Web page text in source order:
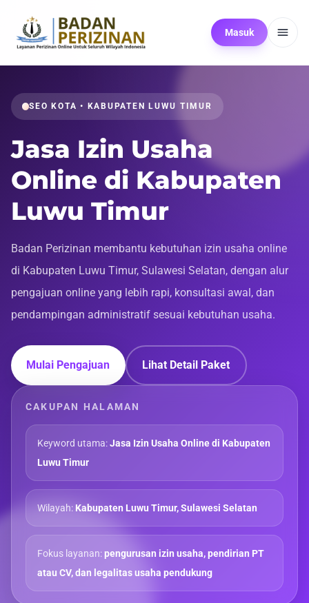
Masuk
SEO KOTA • KABUPATEN LUWU TIMUR
Jasa Izin Usaha
Online di Kabupaten
Luwu Timur
Badan Perizinan membantu kebutuhan izin usaha online
di Kabupaten Luwu Timur, Sulawesi Selatan, dengan alur
pengajuan online yang lebih rapi, konsultasi awal, dan
pendampingan administratif sesuai kebutuhan usaha.
Mulai Pengajuan Lihat Detail Paket
CAKUPAN HALAMAN
Keyword utama:Jasa Izin Usaha Online di Kabupaten
Luwu Timur
Wilayah:Kabupaten Luwu Timur, Sulawesi Selatan
Fokus layanan:pengurusan izin usaha, pendirian PT
atau CV, dan legalitas usaha pendukung